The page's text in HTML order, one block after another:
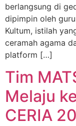
berlangsung di
dipimpin oleh
Kultum, istilah
ceramah agama
platform […]
Tim
Melaju
CERIA